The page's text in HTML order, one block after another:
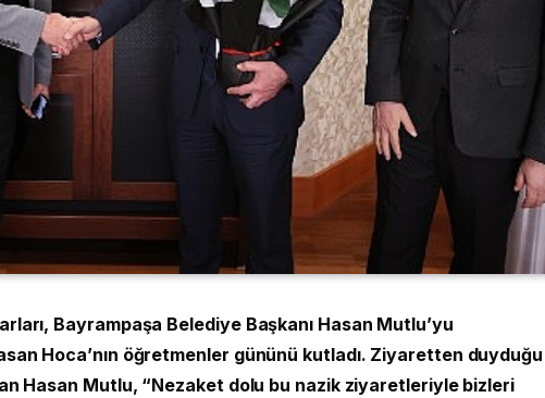
Bayrampaşa Belediye Başkanı Hasan Mutlu’yu
Hoca’nın öğretmenler gününü kutladı. Ziyaretten duyduğu
Hasan Mutlu, “Nezaket dolu bu nazik ziyaretleriyle bizleri